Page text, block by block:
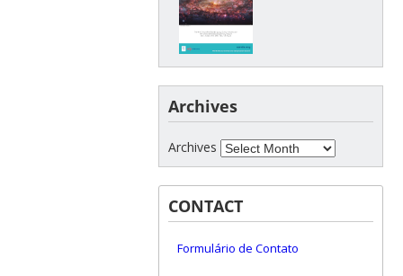
Archives
Archives
CONTACT
Formulário de Contato